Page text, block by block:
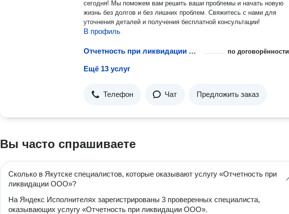
сегодня! Мы поможем вам решить ваши проблемы и начать новую
жизнь без долгов и без лишних проблем. Свяжитесь с нами для
уточнения деталей и получения бесплатной консультации!
В профиль
Отчетность при ликвидации ООО по договорённости
Ещё 13 услуг
Телефон Чат Предложить заказ
Вы часто спрашиваете
Сколько в Якутске специалистов, которые оказывают услугу «Отчетность при
ликвидации ООО»?
На Яндекс Исполнителях зарегистрированы 3 проверенных специалиста,
оказывающих услугу «Отчетность при ликвидации ООО».